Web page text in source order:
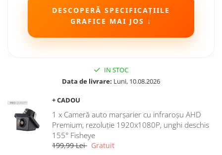
DESCOPERĂ SPECIFICAȚIILE
GRAFICE MAI JOS ↓
IN STOC
Data de livrare: Luni, 10.08.2026
+ CADOU
1 x Cameră auto marșarier cu infraroșu AHD
Premium, rezoluție 1920x1080P, unghi deschis
155° Fisheye
199,99 Lei Gratuit